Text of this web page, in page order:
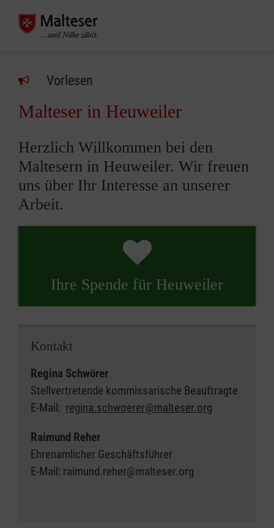
Vorlesen
Malteser in Heuweiler
Herzlich Willkommen bei den
Maltesern in Heuweiler. Wir freuen
uns über Ihr Interesse an unserer
Arbeit.
Ihre Spende für Heuweiler
Kontakt
Regina Schwörer
Stellvertretende kommissarische Beauftragte
E-Mail: regina.schwoerer@malteser.org
Raimund Reher
Ehrenamlicher Geschäftsführer
E-Mail: raimund.reher@malteser.org